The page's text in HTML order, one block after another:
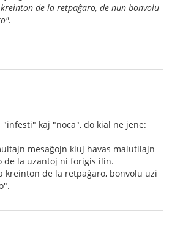
de la retpaĝaro, de nun bonvolu
"infesti" kaj "noca", do kial ne jene:
mesaĝojn kiuj havas malutilajn
de la uzantoj ni forigis ilin.
kreinton de la retpaĝaro, bonvolu uzi